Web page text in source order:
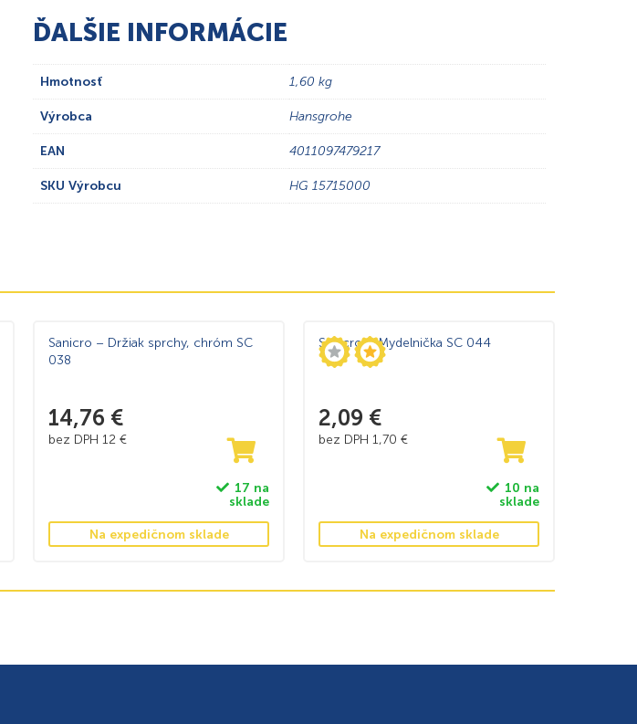
ĎALŠIE INFORMÁCIE
Hmotnosť 1,60 kg
Výrobca Hansgrohe
EAN 4011097479217
SKU Výrobcu HG 15715000
Sanicro – Držiak sprchy, chróm SC
038
14,76 €
bez DPH 12 €
17 na
sklade
Na expedičnom sklade
Sanicro – Mydelnička SC 044
2,09 €
bez DPH 1,70 €
10 na
sklade
Na expedičnom sklade